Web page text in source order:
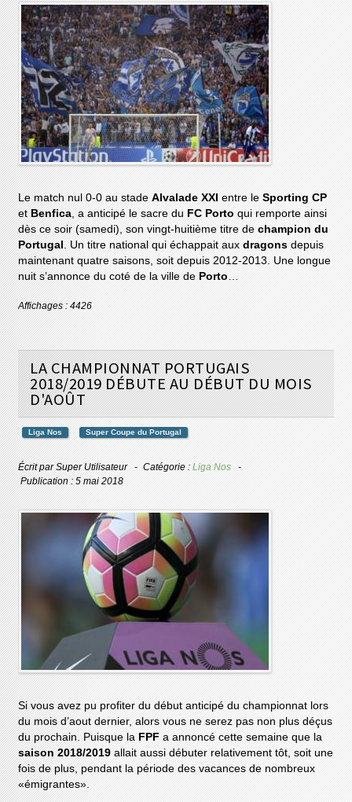
Le match nul 0-0 au stadeAlvalade XXI entre leSporting CP
etBenfica, a anticipé le sacre du FC Porto qui remporte ainsi
dès ce soir (samedi), son vingt-huitième titre dechampion du
Portugal. Un titre national qui échappait auxdragonsdepuis
maintenant quatre saisons, soit depuis 2012-2013. Une longue
nuit s’annonce du coté de la ville de Porto…
Affichages : 4426
LA CHAMPIONNAT PORTUGAIS
2018/2019 DÉBUTE AU DÉBUT DU MOIS
D'AOÛT
Liga Nos Super Coupe du Portugal
Écrit parSuper Utilisateur Catégorie :Liga Nos
Publication : 5 mai 2018
Si vous avez pu profiter du début anticipé du championnat lors
du mois d’aout dernier, alors vous ne serez pas non plus déçus
du prochain. Puisque la FPFa annoncé cette semaine que la
saison 2018/2019 allait aussi débuter relativement tôt, soit une
fois de plus, pendant la période des vacances de nombreux
«émigrantes».